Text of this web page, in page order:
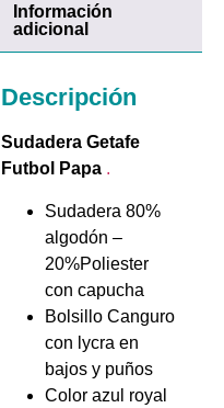
Información
adicional
Descripción
Sudadera Getafe
Futbol Papa .
Sudadera 80%
algodón –
20%Poliester
con capucha
Bolsillo Canguro
con lycra en
bajos y puños
Color azul royal